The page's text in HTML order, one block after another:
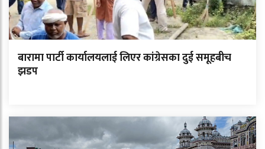
बारामा पार्टी कार्यालयलाई लिएर कांग्रेसका दुई समूहबीच
झडप